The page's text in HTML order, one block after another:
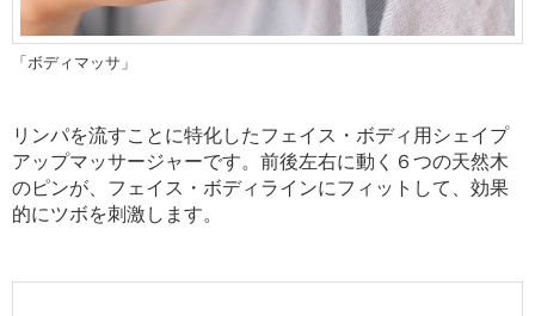
「ボディマッサ」
リンパを流すことに特化したフェイス・ボディ用シェイプ
アップマッサージャーです。 前後左右に動く６つの天然木
のピンが、フェイス・ボディラインにフィットして、効果
的にツボを刺激します。